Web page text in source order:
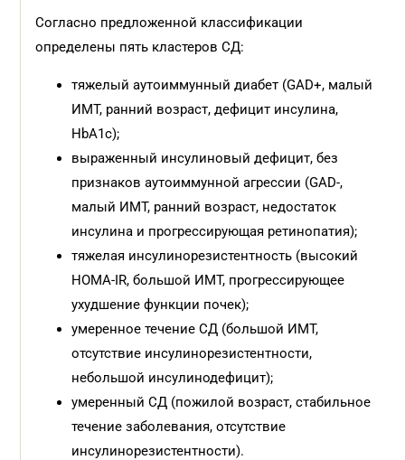
Согласно предложенной классификации
определены пять кластеров СД:
тяжелый аутоиммунный диабет (GAD+, малый
ИМТ, ранний возраст, дефицит инсулина,
HbA1c);
выраженный инсулиновый дефицит, без
признаков аутоиммунной агрессии (GAD-,
малый ИМТ, ранний возраст, недостаток
инсулина и прогрессирующая ретинопатия);
тяжелая инсулинорезистентность (высокий
HOMA-IR, большой ИМТ, прогрессирующее
ухудшение функции почек);
умеренное течение СД (большой ИМТ,
отсутствие инсулинорезистентности,
небольшой инсулинодефицит);
умеренный СД (пожилой возраст, стабильное
течение заболевания, отсутствие
инсулинорезистентности).